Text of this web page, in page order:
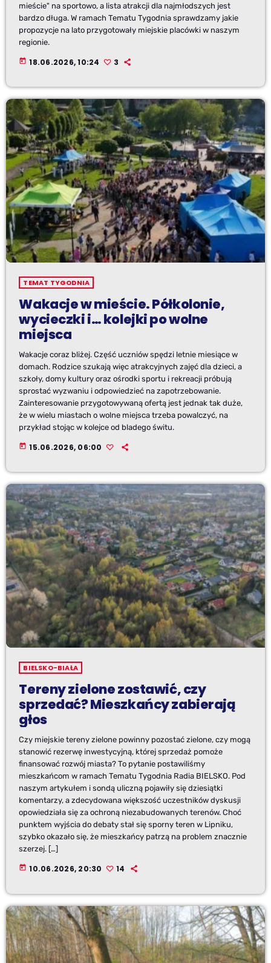
mieście" na sportowo, a lista atrakcji dla najmłodszych jest
bardzo długa. W ramach Tematu Tygodnia sprawdzamy jakie
propozycje na lato przygotowały miejskie placówki w naszym
regionie.
today 18.06.2026, 10:24 3
TEMAT TYGODNIA
Wakacje w mieście. Półkolonie,
wycieczki i… kolejki po wolne
miejsca
Wakacje coraz bliżej. Część uczniów spędzi letnie miesiące w
domach. Rodzice szukają więc atrakcyjnych zajęć dla dzieci, a
szkoły, domy kultury oraz ośrodki sportu i rekreacji próbują
sprostać wyzwaniu i odpowiedzieć na zapotrzebowanie.
Zainteresowanie przygotowywaną ofertą jest jednak tak duże,
że w wielu miastach o wolne miejsca trzeba powalczyć, na
przykład stojąc w kolejce od bladego świtu.
today 15.06.2026, 06:00
BIELSKO-BIAŁA
Tereny zielone zostawić, czy
sprzedać? Mieszkańcy zabierają
głos
Czy miejskie tereny zielone powinny pozostać zielone, czy mogą
stanowić rezerwę inwestycyjną, której sprzedaż pomoże
finansować rozwój miasta? To pytanie postawiliśmy
mieszkańcom w ramach Tematu Tygodnia Radia BIELSKO. Pod
naszym artykułem i sondą uliczną pojawiły się dziesiątki
komentarzy, a zdecydowana większość uczestników dyskusji
opowiedziała się za ochroną niezabudowanych terenów. Choć
punktem wyjścia do debaty stał się sporny teren w Lipniku,
szybko okazało się, że mieszkańcy patrzą na problem znacznie
szerzej. […]
today 10.06.2026, 20:30 14